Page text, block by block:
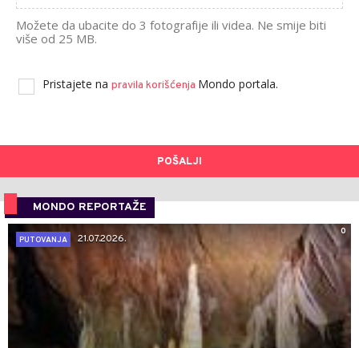
Možete da ubacite do 3 fotografije ili videa. Ne smije biti
više od 25 MB.
Pristajete na pravila korišćenja Mondo portala.
POŠALJI
MONDO REPORTAŽE
0
PUTOVANJA
21.07.2026.